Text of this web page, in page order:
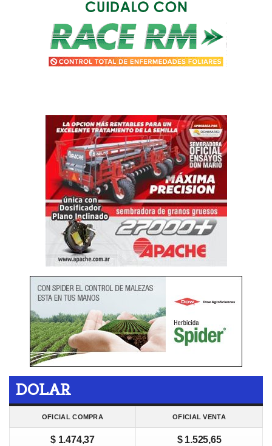
DOLAR
OFICIAL COMPRA OFICIAL VENTA
$ 1.474,37 $ 1.525,65